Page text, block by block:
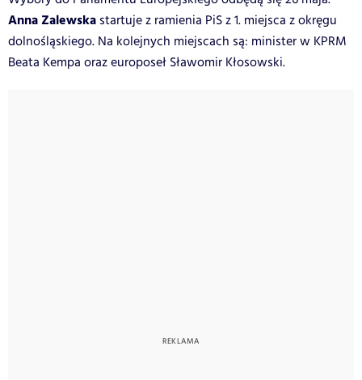
Anna Zalewska startuje z ramienia PiS z 1. miejsca z okręgu
dolnośląskiego. Na kolejnych miejscach są: minister w KPRM
Beata Kempa oraz europoseł Sławomir Kłosowski.